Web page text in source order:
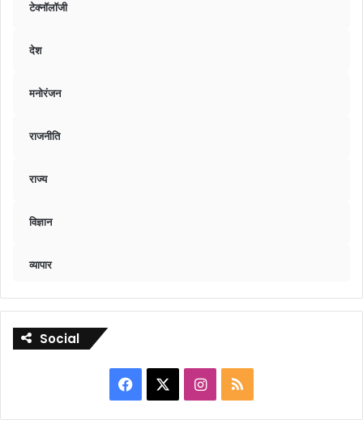
टेक्नॉलॉजी
देश
मनोरंजन
राजनीति
राज्य
विज्ञान
व्यापार
Social
Facebook Instagram
RSS